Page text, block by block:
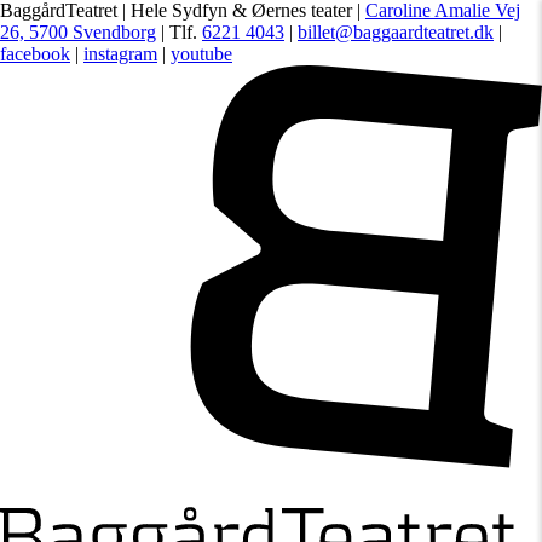
BaggårdTeatret | Hele Sydfyn & Øernes teater | Caroline Amalie Vej
26, 5700 Svendborg | Tlf. 6221 4043 | billet@baggaardteatret.dk |
facebook | instagram | youtube